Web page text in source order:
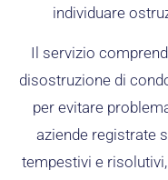
individuare
Il servizio
disostruzione di
per evitare
aziende registrate
tempestivi e